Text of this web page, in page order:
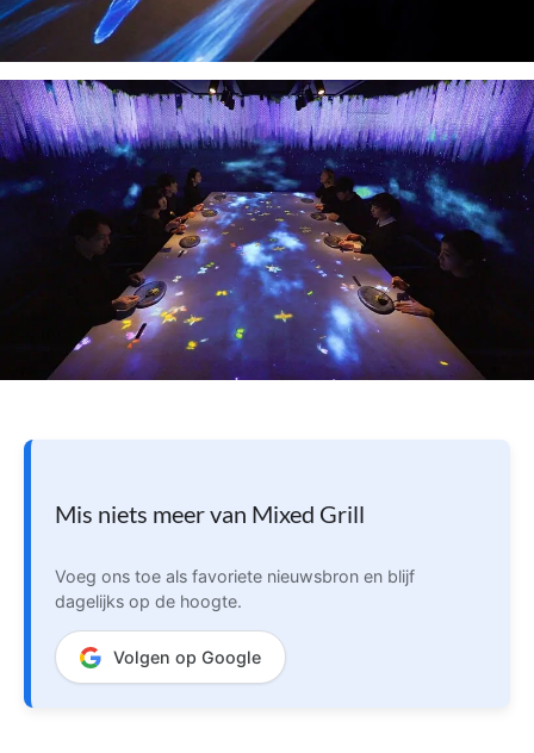
Mis niets meer van Mixed Grill
Voeg ons toe als favoriete nieuwsbron en blijf
dagelijks op de hoogte.
Volgen op Google